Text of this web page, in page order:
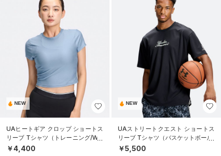
NEW
UAヒートギア クロップ ショートス
リーブ Tシャツ（トレーニング/WO
MEN）
￥4,400
NEW
UAストリートクエスト ショートス
リーブ Tシャツ（バスケットボール/
MEN）
￥5,500